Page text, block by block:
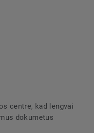
centre, kad lengvai
dokumetus